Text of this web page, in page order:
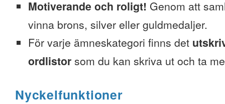
Motiverande och roligt! Genom att
vinna brons, silver eller guldmedaljer.
För varje ämneskategori finns det
ordlistor som du kan skriva ut och ta
Nyckelfunktioner